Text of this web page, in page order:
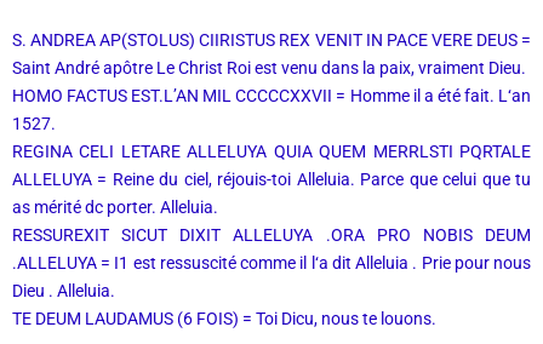
S. ANDREA AP(STOLUS) CIIRISTUS REX VENIT IN PACE VERE DEUS =
Saint André apôtre Le Christ Roi est venu dans la paix, vraiment Dieu.
HOMO FACTUS EST.L’AN MIL CCCCCXXVII = Homme il a été fait. L‘an
1527.
REGINA CELI LETARE ALLELUYA QUIA QUEM MERRLSTI PQRTALE
ALLELUYA = Reine du ciel, réjouis-toi Alleluia. Parce que celui que tu
as mérité dc porter. Alleluia.
RESSUREXIT SICUT DIXIT ALLELUYA .ORA PRO NOBIS DEUM
.ALLELUYA = I1 est ressuscité comme il l‘a dit Alleluia . Prie pour nous
Dieu . Alleluia.
TE DEUM LAUDAMUS (6 FOIS) = Toi Dicu, nous te louons.